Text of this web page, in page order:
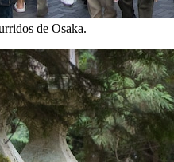
de Osaka.